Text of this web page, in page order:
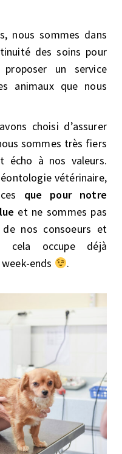
nous sommes dans
des soins pour
un service
animaux que nous
choisi d’assurer
sommes très fiers
écho à nos valeurs.
vétérinaire,
que pour notre
et ne sommes pas
de nos consoeurs et
cela occupe déjà
ends
.